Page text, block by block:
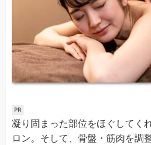
凝り固まった部位をほぐしてく
ロン。そして、骨盤・筋肉を調